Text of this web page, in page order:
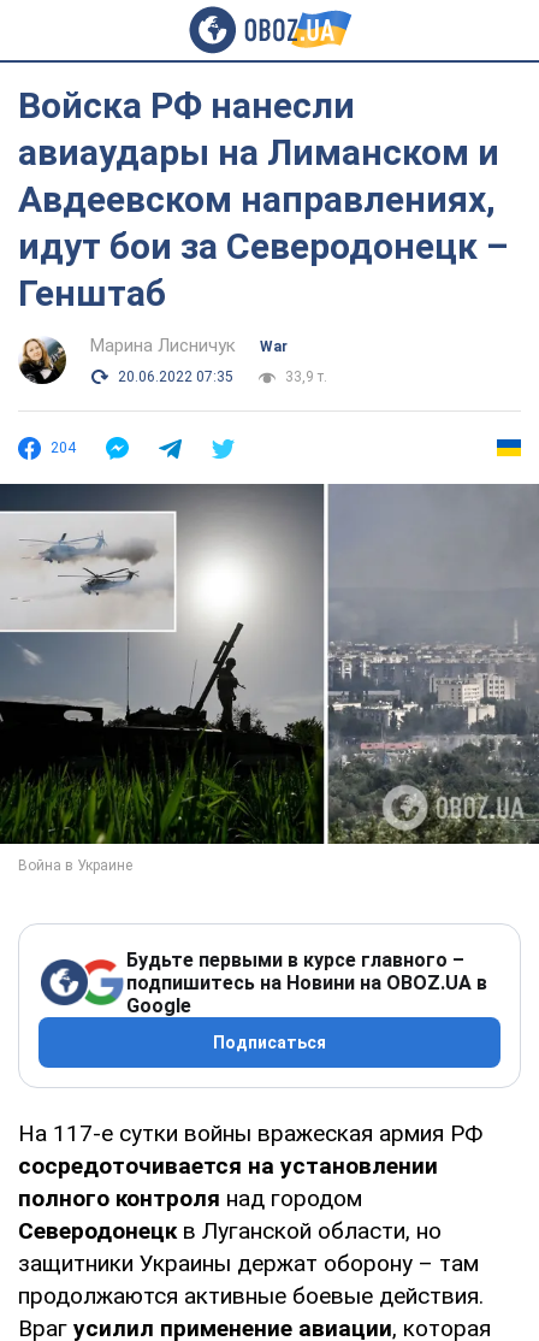
Войска РФ нанесли
авиаудары на Лиманском и
Авдеевском направлениях,
идут бои за Северодонецк –
Генштаб
Марина Лисничук
War
20.06.2022 07:35
33,9 т.
204
Будьте первыми в курсе главного –
подпишитесь на Новини на OBOZ.UA в
Google
Подписаться
На 117-е сутки войны вражеская армия РФ
сосредоточивается на установлении
полного контроля над городом
Северодонецк в Луганской области, но
защитники Украины держат оборону – там
продолжаются активные боевые действия.
Враг усилил применение авиации, которая